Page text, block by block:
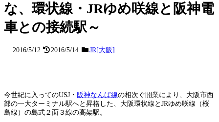
な、環状線・JRゆめ咲線と阪神電
車との接続駅～
2016/5/12 2016/5/14 JR[大阪]
今世紀に入ってのUSJ・ 阪神なんば線の相次ぐ開業により、大阪市西
部の一大ターミナル駅へと昇格した、大阪環状線とJRゆめ咲線（桜
島線）の島式２面３線の高架駅。